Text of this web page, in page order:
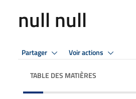
null null
Partager Voir actions
TABLE DES MATIÈRES